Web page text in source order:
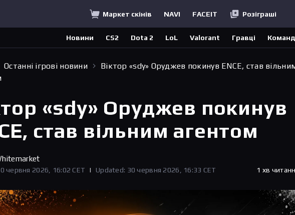
Маркет скінів NAVI FACEIT Розіграші
Новини CS2 Dota 2 LoL Valorant Гравці
Останні ігрові новини
Віктор «sdy» Оруджев покинув ENCE, став
«sdy» Оруджев покинув
став вільним агентом
червня 2026, 16:02 CET | Updated: 30 червня 2026, 16:33 CET 1 хв